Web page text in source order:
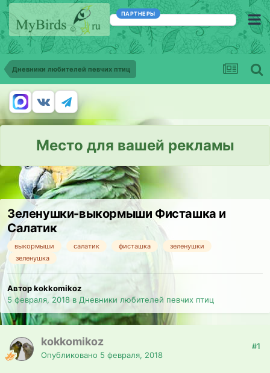
ПАРТНЕРЫ
Дневники любителей певчих птиц
Место для вашей рекламы
Зеленушки-выкормыши Фисташка и
Салатик
выкормыши салатик фисташка
зеленушки
зеленушка
Автор kokkomikoz
5 февраля, 2018 в Дневники любителей певчих птиц
kokkomikoz
Опубликовано 5 февраля, 2018
#1